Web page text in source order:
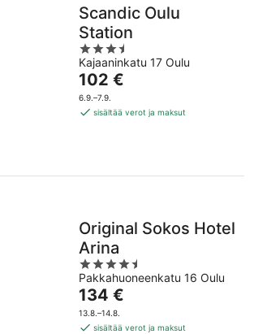
Scandic Oulu
Station
3.5
out
of
5
Kajaaninkatu 17 Oulu
Hinta
on
102 €
102 €
6.9.–7.9.
sisältää verot ja maksut
Original Sokos Hotel
Arina
4.5
out
of
5
Pakkahuoneenkatu 16 Oulu
Hinta
on
134 €
134 €
13.8.–14.8.
sisältää verot ja maksut